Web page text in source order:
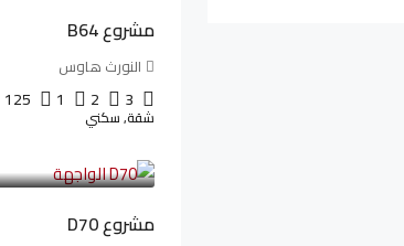
مشروع B64
النورث هاوس
3
2
1
125
شقة, سكني
مشروع D70